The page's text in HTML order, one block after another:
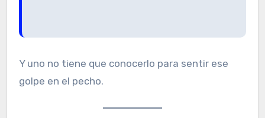
Y uno no tiene que conocerlo para sentir ese
golpe en el pecho.